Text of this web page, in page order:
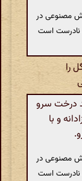
مصنوعی در
نادرست است
را
درخت سرو
و با
مصنوعی در
نادرست است